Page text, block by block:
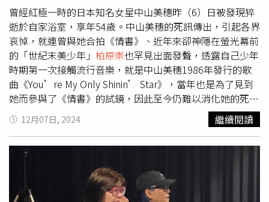
曾經紅極一時的日本知名女星中山美穗昨（6）日被發現猝
逝於自家浴室，享年54歲。中山美穗的死訊傳出，引起各界
哀悼，就連曾與她合拍《情書》、近年來卻神隱在螢光幕前
的「世紀末美少年」 柏原崇也罕見出面發聲，透露自己少年
時期第一次接觸流行音樂，就是中山美穗1986年發行的歌
曲《You’re My Only Shinin’ Star》，當年也是為了見到
她而參與了《情書》的試鏡，因此至今仍難以消化她的死
訊，只能懷抱著如同《情書》裡渡邊博子一般的心情，不斷
祈禱著中山美穗能獲得安息。中山美穗疑似6日上午在泡澡
時，因急遽溫差引發心肌梗塞，導致在浴缸中昏迷溺斃。中
山美穗的死訊傳出後，藝能界的好友紛紛為她哀悼。就連淡
出幕前多年、曾與她共同演出電影《情書》的男星
也在微博以日、中兩種語言發表了對她的懷念。
在微博以日、中兩種語言發表了對她的懷念。（圖／翻攝微
12月07日, 2024 繼續閱讀